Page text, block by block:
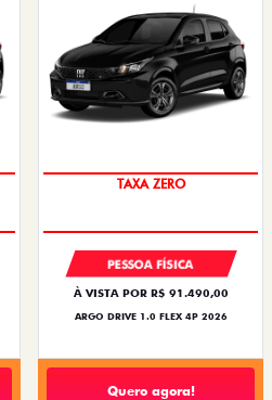
TAXA ZERO
PESSOA FÍSICA
À VISTA POR R$ 91.490,00
ARGO DRIVE 1.0 FLEX 4P 2026
Quero agora!